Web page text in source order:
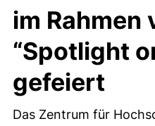
im Rahmen
“Spotlight
gefeiert
Das Zentrum für